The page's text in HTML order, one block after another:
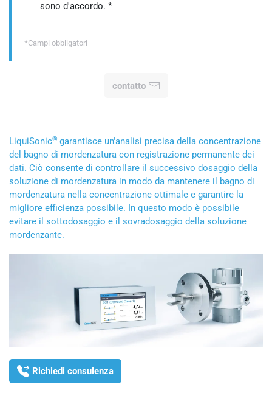
sono d'accordo. *
*Campi obbligatori
contatto
LiquiSonic® garantisce un'analisi precisa della concentrazione
del bagno di mordenzatura con registrazione permanente dei
dati. Ciò consente di controllare il successivo dosaggio della
soluzione di mordenzatura in modo da mantenere il bagno di
mordenzatura nella concentrazione ottimale e garantire la
migliore efficienza possibile. In questo modo è possibile
evitare il sottodosaggio e il sovradosaggio della soluzione
mordenzante.
Richiedi consulenza